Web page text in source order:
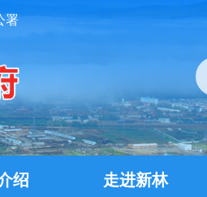
署
绍 走进新林